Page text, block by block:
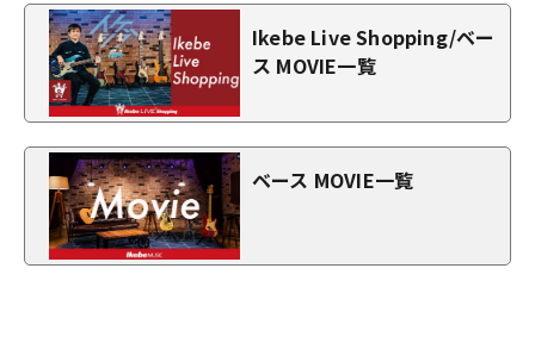
Ikebe Live Shopping/ベー
ス MOVIE一覧
ベース MOVIE一覧